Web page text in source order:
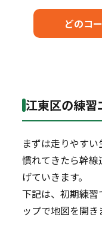
どのコ
江東区の練習
まずは走りやすい
慣れてきたら幹
げていきます。
下記は、初期練
ップで地図を開き